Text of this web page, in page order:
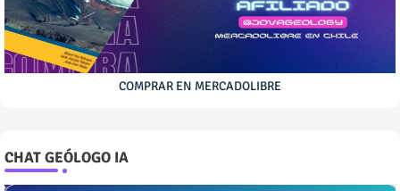
COMPRAR EN MERCADOLIBRE
CHAT GEÓLOGO IA